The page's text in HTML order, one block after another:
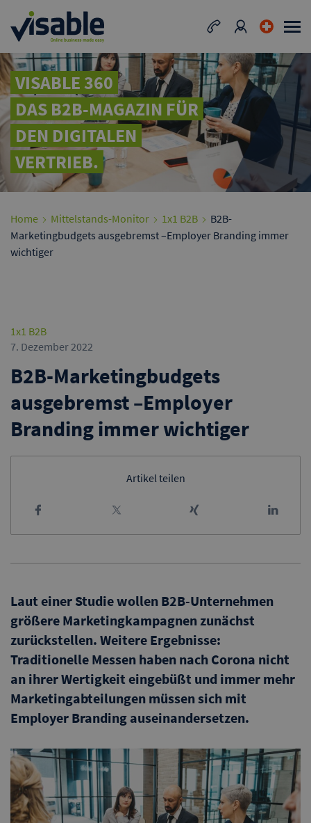
VISABLE 360
DAS B2B-MAGAZIN FÜR
DEN DIGITALEN
VERTRIEB.
Home Mittelstands-Monitor 1x1 B2B
B2B-
Marketingbudgets ausgebremst –Employer Branding immer
wichtiger
1x1 B2B
7. Dezember 2022
B2B-Marketingbudgets
ausgebremst –Employer
Branding immer wichtiger
Artikel teilen
Laut einer Studie wollen B2B-Unternehmen
größere Marketingkampagnen zunächst
zurückstellen. Weitere Ergebnisse:
Traditionelle Messen haben nach Corona nicht
an ihrer Wertigkeit eingebüßt und immer mehr
Marketingabteilungen müssen sich mit
Employer Branding auseinandersetzen.